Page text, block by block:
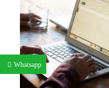
Whatsapp